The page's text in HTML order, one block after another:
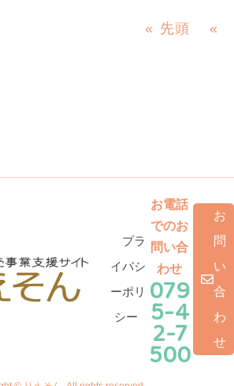
« 先頭 «
プラ
イバシ
ーポリ
シー
お電話
でのお
問い合
わせ
079
5-4
2-7
500
お
問
い
合
わ
せ